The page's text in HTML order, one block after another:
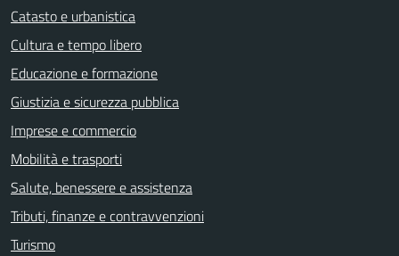
Catasto e urbanistica
Cultura e tempo libero
Educazione e formazione
Giustizia e sicurezza pubblica
Imprese e commercio
Mobilità e trasporti
Salute, benessere e assistenza
Tributi, finanze e contravvenzioni
Turismo